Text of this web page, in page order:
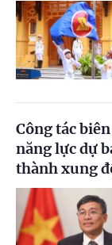
Công tác
năng lực dự
thành xung